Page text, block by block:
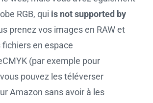
RGB, qui is not supported by
prenez vos images en RAW et
en espace
(par exemple pour
vous pouvez les téléverser
Amazon sans avoir à les